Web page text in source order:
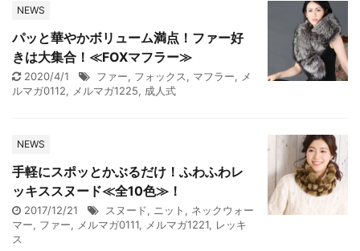
NEWS
パッと華やかボリューム満点！ファー好
きは大集合！≪FOXマフラー≫
2020/4/1 ファー, フォックス, マフラー, メ
ルマガ0112, メルマガ1225, 成人式
NEWS
手軽にスポッとかぶるだけ！ふわふわレ
ッキススヌード≪全10色≫！
2017/12/21 スヌード, ニット , ネックウォー
マー, ファー, メルマガ0111, メルマガ1221, レッキ
ス